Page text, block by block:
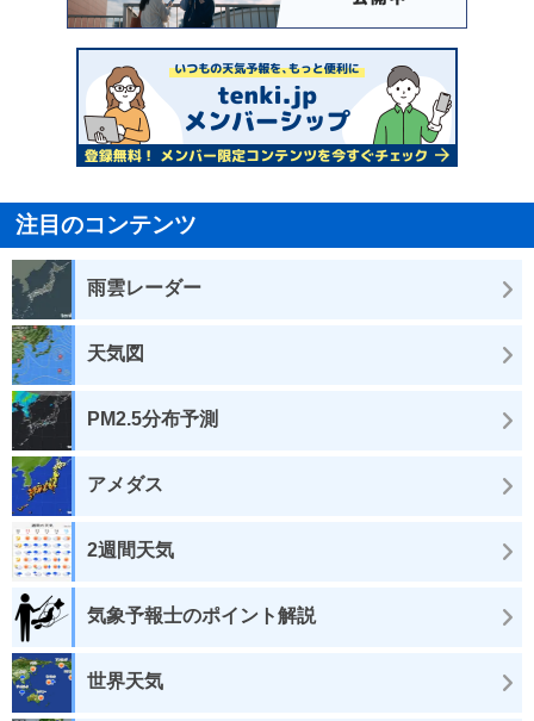
注目のコンテンツ
雨雲レーダー
天気図
PM2.5分布予測
アメダス
2週間天気
気象予報士のポイント解説
世界天気